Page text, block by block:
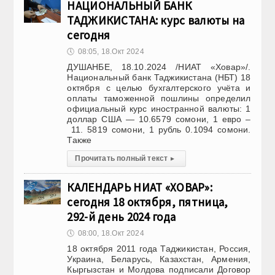
НАЦИОНАЛЬНЫЙ БАНК
ТАДЖИКИСТАНА: курс валюты на
сегодня
🕔 08:05, 18.Окт 2024
ДУШАНБЕ, 18.10.2024 /НИАТ «Ховар»/.
Национальный банк Таджикистана (НБТ) 18
октября с целью бухгалтерского учёта и
оплаты таможенной пошлины определил
официальный курс иностранной валюты: 1
доллар США — 10.6579 сомони, 1 евро –
11. 5819 сомони, 1 рубль 0.1094 сомони.
Также
Прочитать полный текст ▸
КАЛЕНДАРЬ НИАТ «ХОВАР»:
сегодня 18 октября, пятница,
292-й день 2024 года
🕔 08:00, 18.Окт 2024
18 октября 2011 года Таджикистан, Россия,
Украина, Беларусь, Казахстан, Армения,
Кыргызстан и Молдова подписали Договор